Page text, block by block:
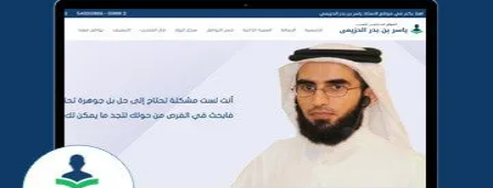
تطوير موقع المدرب ياسر الحزيمي
التفاصيل